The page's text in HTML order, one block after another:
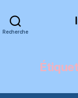
Recherche